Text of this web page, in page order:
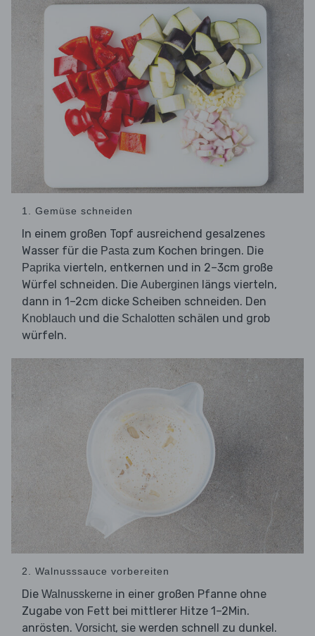
1. Gemüse schneiden
In einem großen Topf ausreichend gesalzenes
Wasser für die Pasta zum Kochen bringen. Die
Paprika vierteln, entkernen und in 2–3cm große
Würfel schneiden. Die Auberginen längs vierteln,
dann in 1–2cm dicke Scheiben schneiden. Den
Knoblauch und die Schalotten schälen und grob
würfeln.
2. Walnusssauce vorbereiten
Die Walnusskerne in einer großen Pfanne ohne
Zugabe von Fett bei mittlerer Hitze 1–2Min.
anrösten. Vorsicht, sie werden schnell zu dunkel.